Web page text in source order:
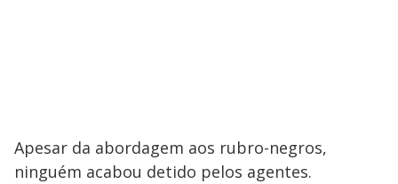
Apesar da abordagem aos rubro-negros,
ninguém acabou detido pelos agentes.